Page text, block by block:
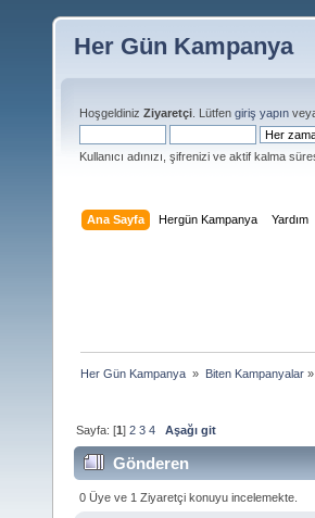
Her Gün Kampanya
Hoşgeldiniz Ziyaretçi . Lütfen giriş yapın
Kullanıcı adınızı, şifrenizi ve aktif kalma
Ana Sayfa Hergün Kampanya Yardım
Her Gün Kampanya » Biten Kampanyalar»
Sayfa: [1]2 3 4 Aşağı git
Gönderen
0 Üye ve 1 Ziyaretçi konuyu incelemekte.